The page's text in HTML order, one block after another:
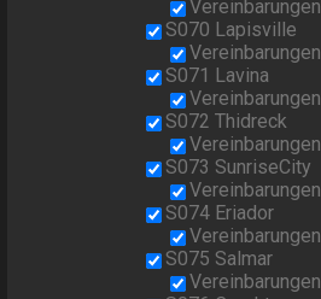
Vereinbarungen
S070 Lapisville
Vereinbarungen
S071 Lavina
Vereinbarungen
S072 Thidreck
Vereinbarungen
S073 SunriseCity
Vereinbarungen
S074 Eriador
Vereinbarungen
S075 Salmar
Vereinbarungen